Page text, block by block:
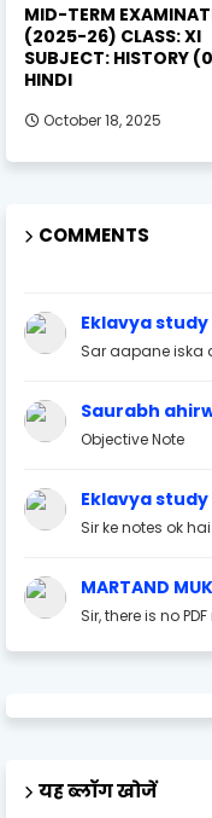
MID-TERM
(2025-26) CLASS: XI
SUBJECT: HISTORY
HINDI
October 18, 2025
COMMENTS
Eklavya
Sar aapane iska
Saurabh
Objective Note
Eklavya
Sir ke notes ok
MARTAND
Sir, there is no
यह ब्लॉग खोजें